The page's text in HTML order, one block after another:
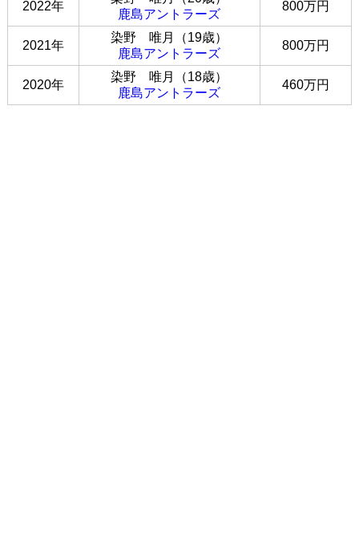
2022年
鹿島アントラーズ
800万円
2021年
染野 唯月（19歳）
鹿島アントラーズ
800万円
2020年
染野 唯月（18歳）
鹿島アントラーズ
460万円